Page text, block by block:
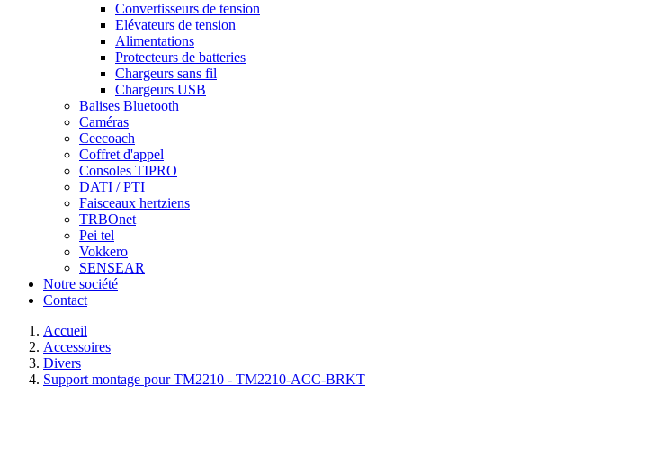
Convertisseurs de tension
Elévateurs de tension
Alimentations
Protecteurs de batteries
Chargeurs sans fil
Chargeurs USB
Balises Bluetooth
Caméras
Ceecoach
Coffret d'appel
Consoles TIPRO
DATI / PTI
Faisceaux hertziens
TRBOnet
Pei tel
Vokkero
SENSEAR
Notre société
Contact
Accueil
Accessoires
Divers
Support montage pour TM2210 - TM2210-ACC-BRKT